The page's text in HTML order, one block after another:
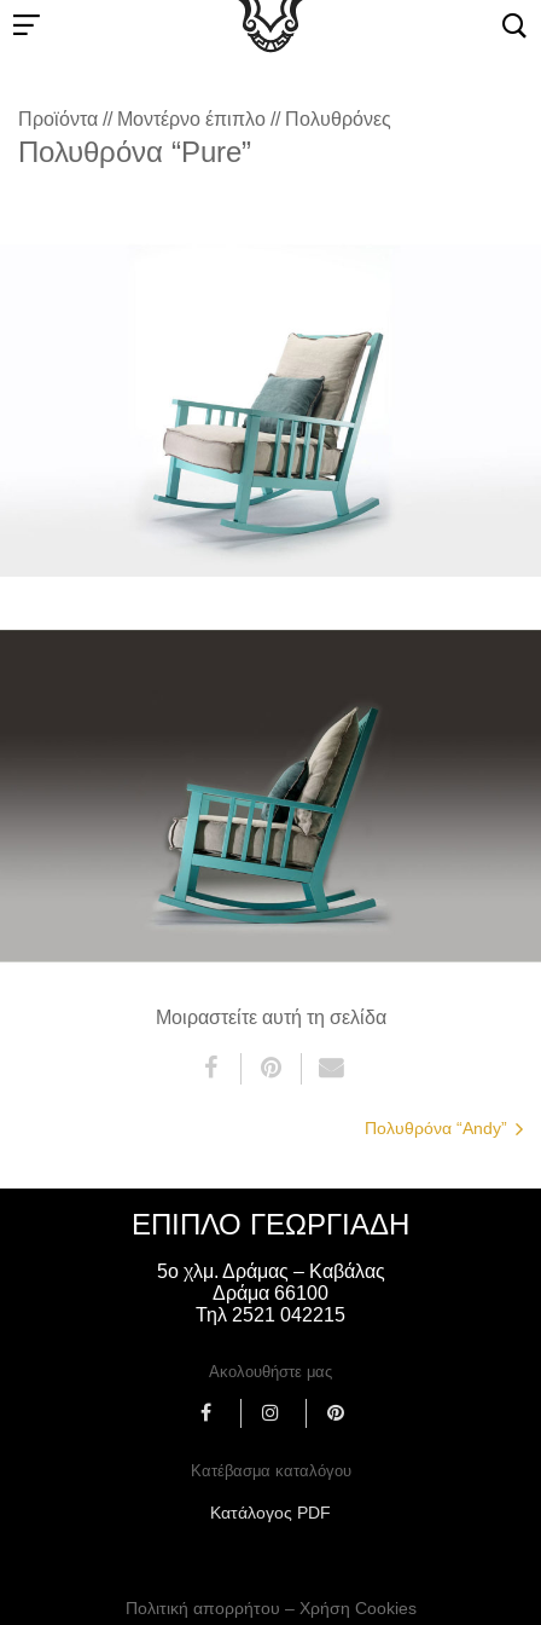
Προϊόντα // Μοντέρνο έπιπλο // Πολυθρόνες
Πολυθρόνα “Pure”
Μοιραστείτε αυτή τη σελίδα
Πολυθρόνα “Andy”
ΈΠΙΠΛΟ ΓΕΩΡΓΙΑΔΗ
5ο χλμ. Δράμας – Καβάλας
Δράμα 66100
Τηλ 2521 042215
Ακολουθήστε μας
Κατέβασμα καταλόγου
Κατάλογος PDF
Πολιτική απορρήτου – Χρήση Cookies